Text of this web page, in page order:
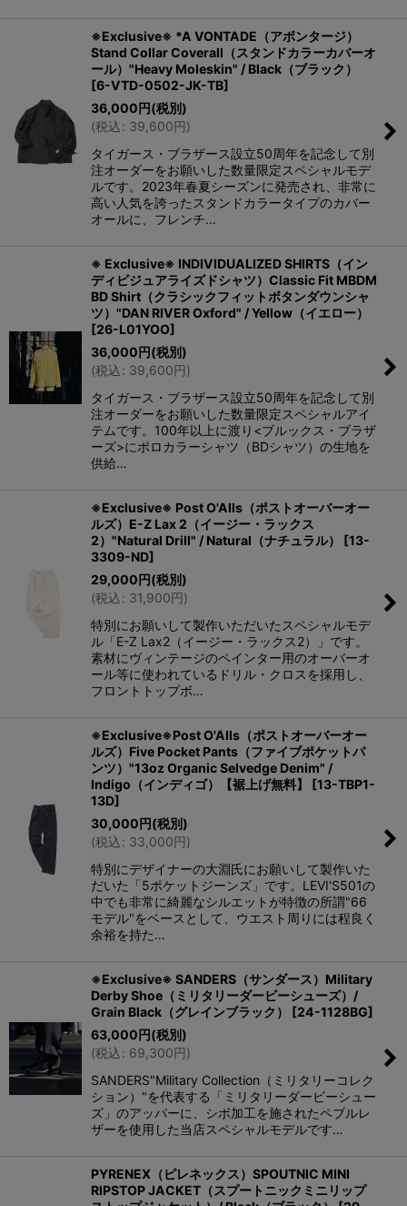
※Exclusive※ *A VONTADE（アボンタージ）
Stand Collar Coverall（スタンドカラーカバーオ
ール）"Heavy Moleskin" / Black（ブラック）
[6-VTD-0502-JK-TB]
36,000円(税別)
(税込: 39,600円)
タイガース・ブラザース設立50周年を記念して別
注オーダーをお願いした数量限定スペシャルモデ
ルです。2023年春夏シーズンに発売され、非常に
高い人気を誇ったスタンドカラータイプのカバー
オールに、フレンチ…
※ Exclusive※ INDIVIDUALIZED SHIRTS（イン
ディビジュアライズドシャツ）Classic Fit MBDM
BD Shirt（クラシックフィットボタンダウンシャ
ツ）"DAN RIVER Oxford" / Yellow（イエロー）
[26-L01YOO]
36,000円(税別)
(税込: 39,600円)
タイガース・ブラザース設立50周年を記念して別
注オーダーをお願いした数量限定スペシャルアイ
テムです。100年以上に渡り<ブルックス・ブラザ
ーズ>にポロカラーシャツ（BDシャツ）の生地を
供給…
※Exclusive※ Post O'Alls（ポストオーバーオー
ルズ）E-Z Lax 2（イージー・ラックス
2）"Natural Drill" / Natural（ナチュラル）
[13-
3309-ND]
29,000円(税別)
(税込: 31,900円)
特別にお願いして製作いただいたスペシャルモデ
ル「E-Z Lax2（イージー・ラックス2）」です。
素材にヴィンテージのペインター用のオーバーオ
ール等に使われているドリル・クロスを採用し、
フロントトップボ…
※Exclusive※Post O'Alls（ポストオーバーオー
ルズ）Five Pocket Pants（ファイブポケットパ
ンツ）"13oz Organic Selvedge Denim" /
Indigo（インディゴ）【裾上げ無料】
[13-TBP1-
13D]
30,000円(税別)
(税込: 33,000円)
特別にデザイナーの大淵氏にお願いして製作いた
だいた「5ポケットジーンズ」です。LEVI'S501の
中でも非常に綺麗なシルエットが特徴の所謂"66
モデル"をベースとして、ウエスト周りには程良く
余裕を持た…
※Exclusive※ SANDERS（サンダース）Military
Derby Shoe（ミリタリーダービーシューズ）/
Grain Black（グレインブラック）
[24-1128BG]
63,000円(税別)
(税込: 69,300円)
SANDERS"Military Collection（ミリタリーコレク
ション）"を代表する「ミリタリーダービーシュー
ズ」のアッパーに、シボ加工を施されたペブルレ
ザーを使用した当店スペシャルモデルです…
PYRENEX（ピレネックス）SPOUTNIC MINI
RIPSTOP JACKET（スプートニックミニリップ